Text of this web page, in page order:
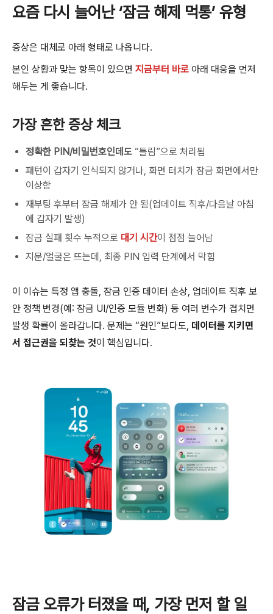
요즘 다시 늘어난 ‘잠금 해제 먹통’ 유형
증상은 대체로 아래 형태로 나옵니다.
본인 상황과 맞는 항목이 있으면 지금부터 바로 아래 대응을 먼저
해두는 게 좋습니다.
가장 흔한 증상 체크
정확한 PIN/비밀번호인데도 “틀림”으로 처리됨
패턴이 갑자기 인식되지 않거나, 화면 터치가 잠금 화면에서만
이상함
재부팅 후부터 잠금 해제가 안 됨(업데이트 직후/다음날 아침
에 갑자기 발생)
잠금 실패 횟수 누적으로 대기 시간이 점점 늘어남
지문/얼굴은 뜨는데, 최종 PIN 입력 단계에서 막힘
이 이슈는 특정 앱 충돌, 잠금 인증 데이터 손상, 업데이트 직후 보
안 정책 변경(예: 잠금 UI/인증 모듈 변화) 등 여러 변수가 겹치면
발생 확률이 올라갑니다. 문제는 “원인”보다도, 데이터를 지키면
서 접근권을 되찾는 것이 핵심입니다.
잠금 오류가 터졌을 때, 가장 먼저 할 일